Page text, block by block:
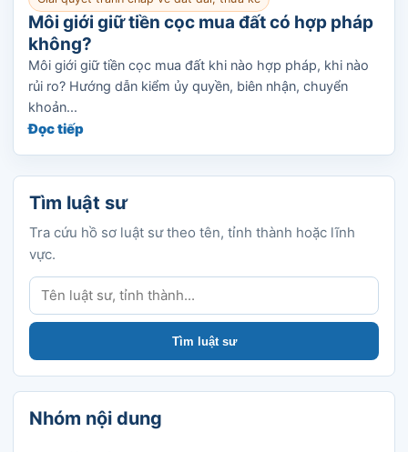
Môi giới giữ tiền cọc mua đất có hợp pháp
không?
Môi giới giữ tiền cọc mua đất khi nào hợp pháp, khi nào
rủi ro? Hướng dẫn kiểm ủy quyền, biên nhận, chuyển
khoản...
Đọc tiếp
Tìm luật sư
Tra cứu hồ sơ luật sư theo tên, tỉnh thành hoặc lĩnh
vực.
Tìm luật sư
Tìm luật sư
Nhóm nội dung